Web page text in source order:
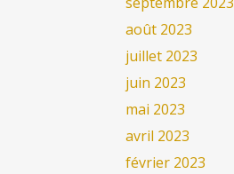
août 2023
juillet 2023
juin 2023
mai 2023
avril 2023
février 2023